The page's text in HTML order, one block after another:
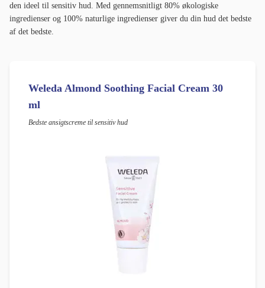
den ideel til sensitiv hud. Med gennemsnitligt 80% økologiske
ingredienser og 100% naturlige ingredienser giver du din hud det bedste
af det bedste.
Weleda Almond Soothing Facial Cream 30
ml
Bedste ansigtscreme til sensitiv hud